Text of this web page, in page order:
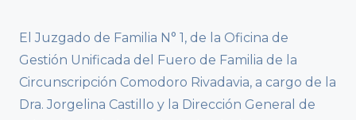
El Juzgado de Familia N° 1, de la Oficina de
Gestión Unificada del Fuero de Familia de la
Circunscripción Comodoro Rivadavia, a cargo de la
Dra. Jorgelina Castillo y la Dirección General de